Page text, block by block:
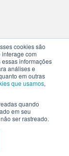
cookies são
com
informações
análises e
em outras
que usamos,
quando
em seu
ser rastreado.
WSI
de